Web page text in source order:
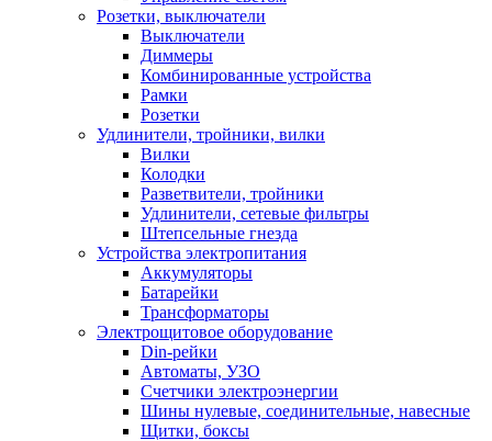
Розетки, выключатели
Выключатели
Диммеры
Комбинированные устройства
Рамки
Розетки
Удлинители, тройники, вилки
Вилки
Колодки
Разветвители, тройники
Удлинители, сетевые фильтры
Штепсельные гнезда
Устройства электропитания
Аккумуляторы
Батарейки
Трансформаторы
Электрощитовое оборудование
Din-рейки
Автоматы, УЗО
Счетчики электроэнергии
Шины нулевые, соединительные, навесные
Щитки, боксы